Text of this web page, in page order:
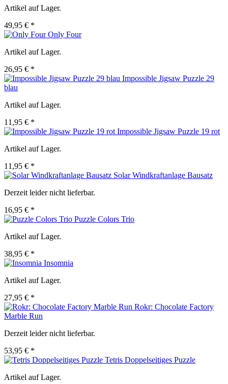
Artikel auf Lager.
49,95 € *
Only Four
Artikel auf Lager.
26,95 € *
Impossible Jigsaw Puzzle 29
blau
Artikel auf Lager.
11,95 € *
Impossible Jigsaw Puzzle 19 rot
Artikel auf Lager.
11,95 € *
Solar Windkraftanlage Bausatz
Derzeit leider nicht lieferbar.
16,95 € *
Puzzle Colors Trio
Artikel auf Lager.
38,95 € *
Insomnia
Artikel auf Lager.
27,95 € *
Rokr: Chocolate Factory
Marble Run
Derzeit leider nicht lieferbar.
53,95 € *
Tetris Doppelseitiges Puzzle
Artikel auf Lager.